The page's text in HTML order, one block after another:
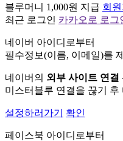
블루머니 1,000원 지급 회
최근 로그인 카카오로 로그
네이버 아이디로부터
필수정보(이름, 이메일)를
네이버의 외부 사이트 연결
미스터블루 연결을 끊기 후
설정하러가기 확인
페이스북 아이디로부터